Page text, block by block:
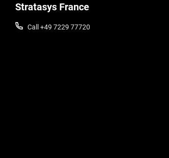
Stratasys France
Call +49 7229 77720